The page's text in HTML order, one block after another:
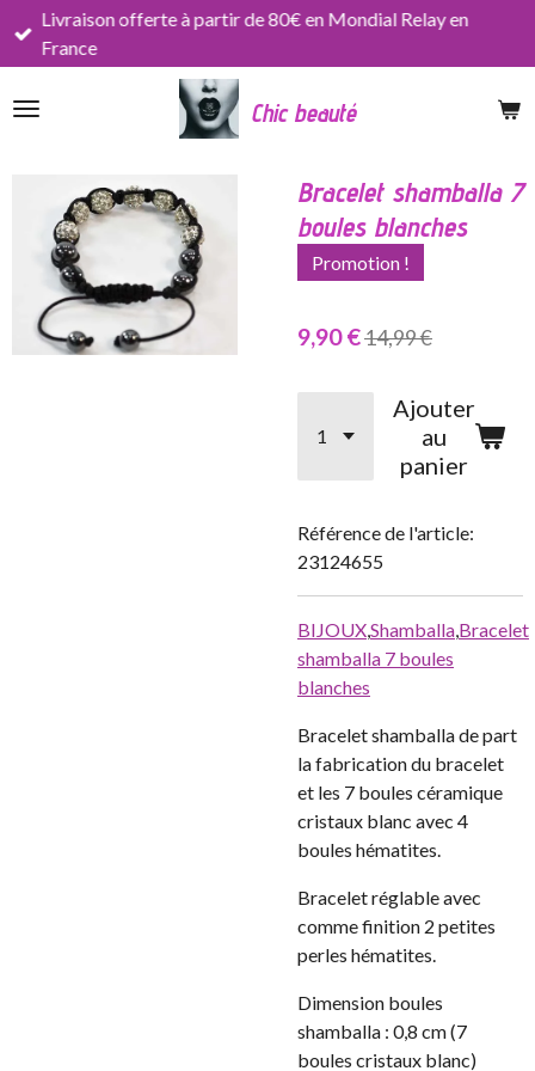
Passer
principal
Chic beauté
Livraison offerte à partir de 80€ en Mondial Relay en
France
Bracelet shamballa 7
boules blanches
Promotion !
9,90 €14,99 €
Ajouter
au
panier
Référence de l'article:
23124655
BIJOUX,Shamballa,Bracelet
shamballa 7 boules
blanches
Bracelet shamballa de part
la fabrication du bracelet
et les 7 boules céramique
cristaux blanc avec 4
boules hématites.
Bracelet réglable avec
comme finition 2 petites
perles hématites.
Dimension boules
shamballa : 0,8 cm (7
boules cristaux blanc)